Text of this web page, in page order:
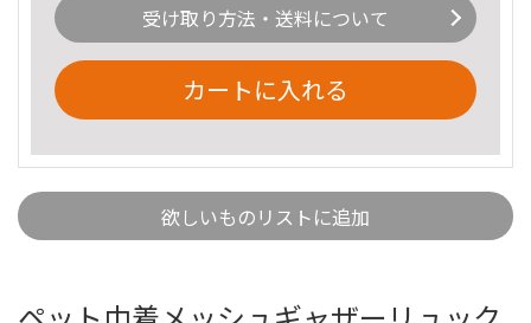
受け取り方法・送料について
カートに入れる
欲しいものリストに追加